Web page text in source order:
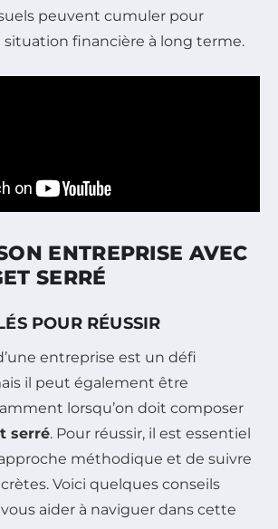
peuvent cumuler pour
situation financière à long terme.
ENTREPRISE AVEC
SERRÉ
POUR RÉUSSIR
entreprise est un défi
il peut également être
lorsqu’on doit composer
serré. Pour réussir, il est essentiel
méthodique et de suivre
Voici quelques conseils
aider à naviguer dans cette